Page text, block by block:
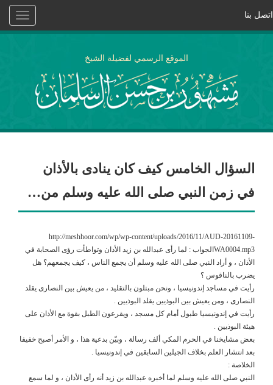
Toggle
اتصل بنا
الموقع الرسمي لفضيلة الشيخ
السؤال الخامس كيف كان ينادى بالأذان
في زمن النبي صلى الله عليه وسلم من…
http://meshhoor.com/wp/wp-content/uploads/2016/11/AUD-20161109-
WA0004.mp3الجواب : لما رأى عبدالله بن زيد الأذان وتواطأت رؤى الصحابة في
الأذان ، و أراد النبي صلى الله عليه وسلم أن يجمع الناس ، كيف يجمعهم؟ هل
يضرب بالناقوس ؟
رأيت في مساجد إندونيسيا ، ونحن مبتلون بالتقليد ، من يعيش بين النصارى يقلد
النصارى ، ومن يعيش بين البوذيين يقلد البوذيين .
رأيت في إندونيسيا طبول أمام كل مسجد ، ويقرعون الطبل بقوة مع الأذان على
هيئة البوذيين .
بعض مشايخنا في الحرم المكي ألف رسالة ، وبيّن بدعية هذا ، و الأمر أصبح خفيفا
بعد انتشار العلم بخلاف الجيلين السابقين في إندونيسيا .
الخلاصة :
النبي صلى الله عليه وسلم لما أخبره عبدالله بن زيد أنه رأى الأذان ، و لما سمع